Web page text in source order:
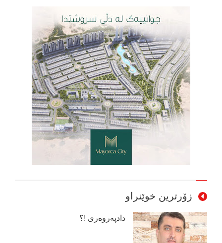
زۆرترین خوێنراو
دادپەروەری !؟